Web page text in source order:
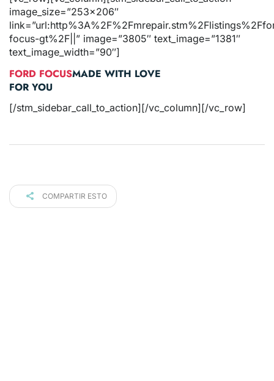
image_size=”253×206″
focus-gt%2F||” image=”3805″ text_image=”1381″
text_image_width=”90″]
FORD FOCUSMADE WITH LOVE
FOR YOU
[/stm_sidebar_call_to_action][/vc_column][/vc_row]
COMPARTIR ESTO